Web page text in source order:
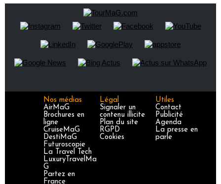
Nos médias
AirMaG
Brochures en
ligne
CruiseMaG
DestiMaG
Futuroscopie
La Travel Tech
LuxuryTravelMa
G
Partez en
France
Légal
Signaler un
contenu illicite
Plan du site
RGPD
Cookies
Utiles
Contact
Publicité
Agenda
La presse en
parle